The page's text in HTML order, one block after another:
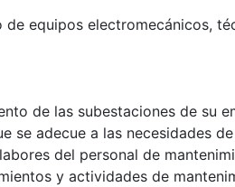
equipos electromecánicos,
de las subestaciones de su
se adecue a las necesidades
del personal de
y actividades de